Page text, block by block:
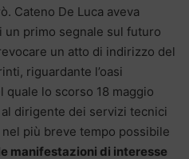
Cateno De Luca aveva
primo segnale sul futuro
un atto di indirizzo del
riguardante l’oasi
lo scorso 18 maggio
dirigente dei servizi tecnici
più breve tempo possibile
manifestazioni di interesse